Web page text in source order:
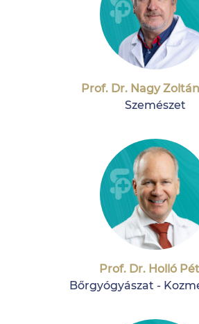
Prof. Dr. Nagy
Szemészet
Prof. Dr. Holló
Bőrgyógyászat -